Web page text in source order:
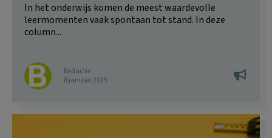
In het onderwijs komen de meest waardevolle
leermomenten vaak spontaan tot stand. In deze
column...
Redactie
8 januari 2025